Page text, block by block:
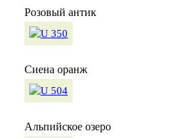
Розовый антик
Сиена оранж
Альпийское озеро